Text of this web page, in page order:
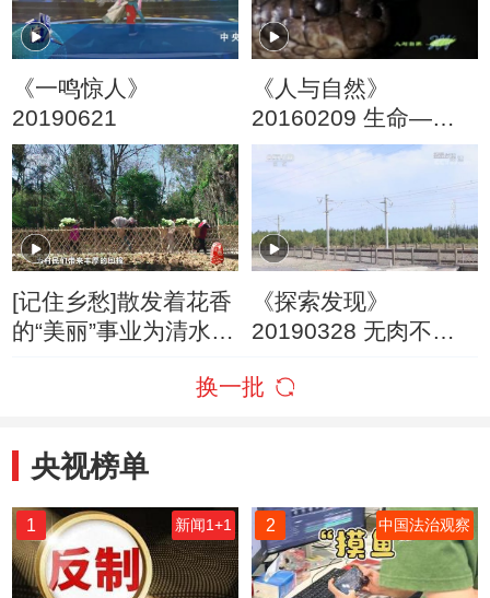
《一鸣惊人》
20190621
《人与自然》
20160209 生命——
两栖爬行动物（下）
[记住乡愁]散发着花香
的“美丽”事业为清水河
《探索发现》
20190328 无肉不欢
换一批
央视榜单
1 新闻1+1 2 中国法治观察